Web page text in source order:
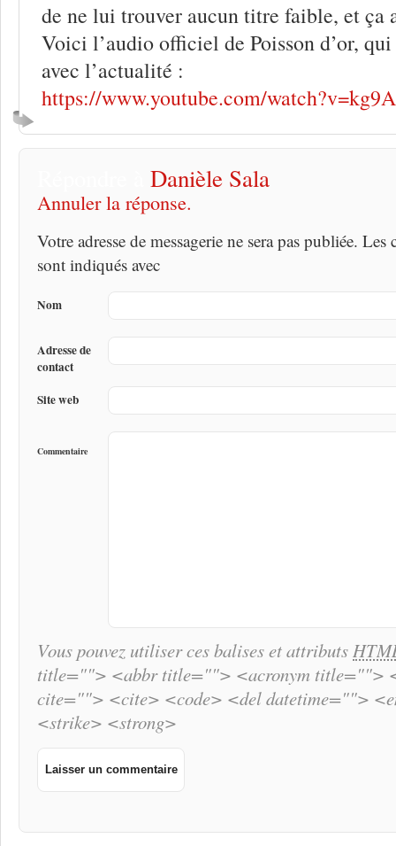
de ne lui trouver aucun titre faible, et ça
Voici l’audio officiel de Poisson d’or,
avec l’actualité :
https://www.youtube.com/
Danièle Sala
Annuler la réponse.
Votre adresse de messagerie ne sera pas publiée.
sont indiqués avec
Nom
Adresse de
contact
Site web
Commentaire
Vous pouvez utiliser ces balises et attributs
title=""> <abbr title=""> <acronym title="">
cite=""> <cite> <code> <del datetime="">
<strike> <strong>